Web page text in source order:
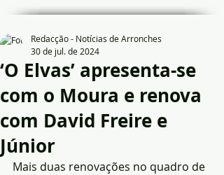
‘O Elvas’ apresenta-se
com o Moura e renova
com David Freire e
Júnior
Redacção - Notícias de Arronches
30 de jul. de 2024
Mais duas renovações no quadro de